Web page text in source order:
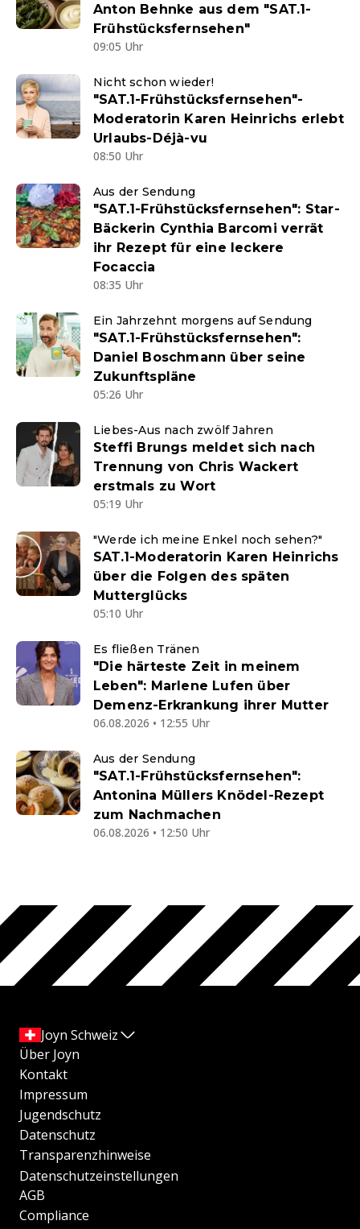
Anton Behnke aus dem "SAT.1-
Frühstücksfernsehen"
09:05 Uhr
Nicht schon wieder!
"SAT.1-Frühstücksfernsehen"-
Moderatorin Karen Heinrichs erlebt
Urlaubs-Déjà-vu
08:50 Uhr
Aus der Sendung
"SAT.1-Frühstücksfernsehen": Star-
Bäckerin Cynthia Barcomi verrät
ihr Rezept für eine leckere
Focaccia
08:35 Uhr
Ein Jahrzehnt morgens auf Sendung
"SAT.1-Frühstücksfernsehen":
Daniel Boschmann über seine
Zukunftspläne
05:26 Uhr
Liebes-Aus nach zwölf Jahren
Steffi Brungs meldet sich nach
Trennung von Chris Wackert
erstmals zu Wort
05:19 Uhr
"Werde ich meine Enkel noch sehen?"
SAT.1-Moderatorin Karen Heinrichs
über die Folgen des späten
Mutterglücks
05:10 Uhr
Es fließen Tränen
"Die härteste Zeit in meinem
Leben": Marlene Lufen über
Demenz-Erkrankung ihrer Mutter
06.08.2026 • 12:55 Uhr
Aus der Sendung
"SAT.1-Frühstücksfernsehen":
Antonina Müllers Knödel-Rezept
zum Nachmachen
06.08.2026 • 12:50 Uhr
Joyn Schweiz
Über Joyn
Kontakt
Impressum
Jugendschutz
Datenschutz
Transparenzhinweise
Datenschutzeinstellungen
AGB
Compliance